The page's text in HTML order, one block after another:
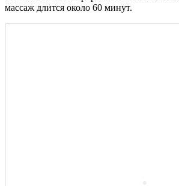
массаж длится около 60 минут.